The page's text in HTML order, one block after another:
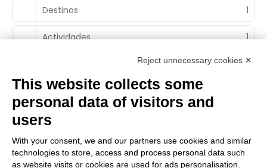
Destinos
1
Actividades 1
Main Partner
Socio Territorial
Reject unnecessary cookies ✕
This website collects some
personal data of visitors and
users
With your consent, we and our partners use cookies and similar
technologies to store, access and process personal data such
as website visits or cookies are used for ads personalisation.